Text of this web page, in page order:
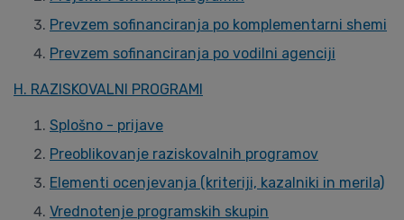
Prevzem sofinanciranja po komplementarni shemi
Prevzem sofinanciranja po vodilni agenciji
H. RAZISKOVALNI PROGRAMI
Splošno - prijave
Preoblikovanje raziskovalnih programov
Elementi ocenjevanja (kriteriji, kazalniki in merila)
Vrednotenje programskih skupin